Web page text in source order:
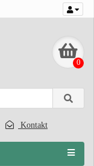
0
Kontakt